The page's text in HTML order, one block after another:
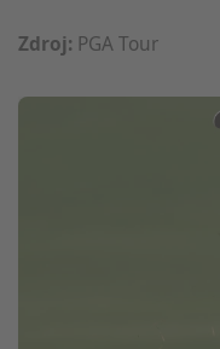
Zdroj: PGA Tour